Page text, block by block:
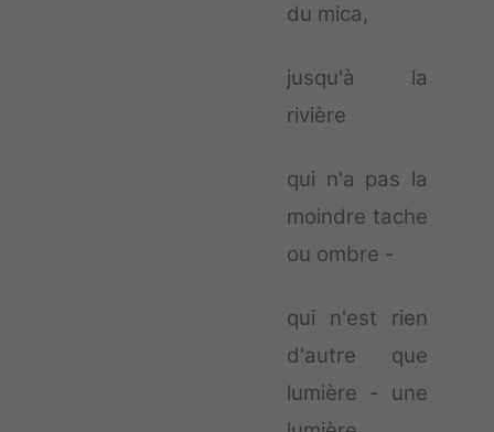
du mica,
jusqu'à la
rivière
qui n'a pas la
moindre tache
ou ombre -
qui n'est rien
d'autre que
lumière - une